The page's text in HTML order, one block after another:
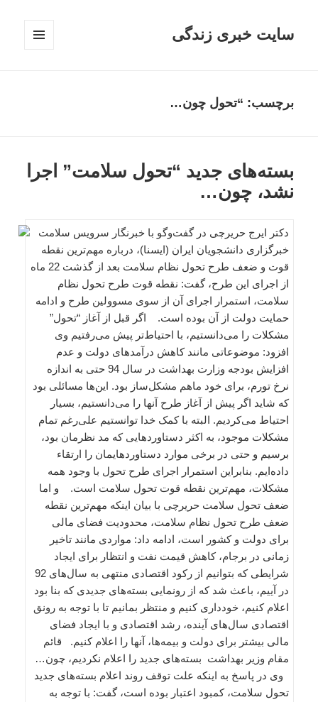
سایت خبری زندگی
برچسب: “تحول چون…
بسته‌های جدید “تحول سلامت” اجرا
نشد، چون…
دکتر ایرج حریرچی در گفت‌وگو با خبرنگار سرویس سلامت
خبرگزاری دانشجویان ایران (ایسنا)، درباره مهم‌ترین نقطه
قوت و ضعف طرح تحول نظام سلامت بعد از گذشت 22 ماه
از اجرای این طرح، گفت: نقطه قوت طرح تحول نظام
سلامت، استمرار اجرای آن از سوی مسوولین طرح و ادامه
حمایت دولت از آن بوده است. اگر قبل از آغاز “تحول”
مشکلات را می‌دانستیم، با احتیاط‌تر پیش می‌رفتیم وی
افزود: موضوعاتی مانند کاهش درآمدهای دولت و عدم
افزایش بودجه‌ وزارت بهداشت در سال 94 حتی به اندازه
نرخ تورم، برای خود ماهم مشکل‌ساز بود. این‌ها مسائلی بود
که شاید اگر پیش از آغاز طرح آنها را می‌دانستیم، بسیار
احتیاط می‌کردیم. البته با کمک خدا توانستیم علی‌رغم تمام
مشکلات موجود، به اکثر دستاوردهایی که مد نظرمان بود،
برسیم و حتی در برخی موارد دستاوردهایمان را ارتقاء
داده‌ایم. بنابراین استمرار اجرای طرح تحول با وجود همه
مشکلات، مهم‌ترین نقطه قوت تحول سلامت است. و اما
ضعف تحول سلامت حریرچی با بیان اینکه مهم‌ترین نقطه
ضعف طرح تحول نظام سلامت، محدودیت فضای مالی
برای دولت و کشور است، ادامه داد: مواردی مانند تاخیر
زمانی در برجام، کاهش قیمت نفت و انتظار برای ایجاد
شرایطی که بتوانیم از رکود اقتصادی منتهی به سال‌های 92
در آییم، باعث شد که از رونمایی بسته‌های جدیدی که بنا بود
اعلام کنیم، خودداری کنیم و منتظر بمانیم تا با توجه به رونق
اقتصادی سال‌های آینده، رشد اقتصادی و با ایجاد فضای
مالی بیشتر برای دولت و بیمه‌ها، آنها را اعلام کنیم. قائم
مقام وزیر بهداشت بسته‌های جدید را اعلام نکردیم، چون…
وی در پاسخ به اینکه علت توقف روند اعلام بسته‌های جدید
تحول سلامت، کمبود اعتبار بوده است، گفت: با توجه به